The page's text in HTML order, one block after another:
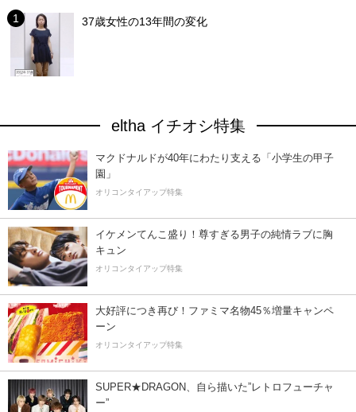
37歳女性の13年間の変化
eltha イチオシ特集
マクドナルドが40年にわたり支える「小学生の甲子
園」
オリコンタイアップ特集
イケメンてんこ盛り！尊すぎる男子の純情ラブに胸
キュン
オリコンタイアップ特集
大好評につき再び！ファミマ名物45％増量キャンペ
ーン
オリコンタイアップ特集
SUPER★DRAGON、自ら描いた”レトロフューチャ
ー”